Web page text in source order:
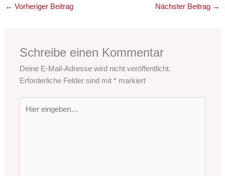
← Vorheriger Beitrag Nächster Beitrag →
Schreibe einen Kommentar
Deine E-Mail-Adresse wird nicht veröffentlicht.
Erforderliche Felder sind mit* markiert
eingeben…